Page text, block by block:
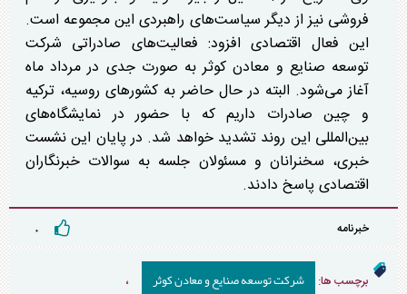
فروشی نیز از دیگر سیاست‌های راهبردی این مجموعه است.
این فعال اقتصادی افزود: ️فعالیت‌های صادراتی شرکت
توسعه صنایع و معادن کوثر به صورت جدی در مرداد ماه
آغاز می‌شود. البته در حال حاضر به کشورهای روسیه، ترکیه
و چین صادرات داریم که با حضور در نمایشگاه‌های
بین‌المللی این روند تشدید خواهد شد. در پایان این نشست
خبری، سخنرانان و مسئولان جلسه به سوالات خبرنگاران
اقتصادی پاسخ دادند.
خبرنامه ۰
برچسب ها: شرکت توسعه صنایع و معادن کوثر ،